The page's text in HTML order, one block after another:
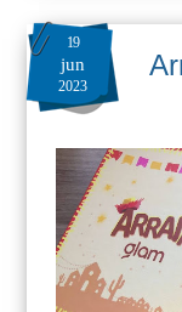
19
jun
2023